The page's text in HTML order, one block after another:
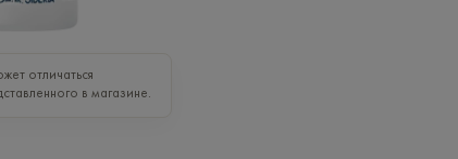
отличаться
в магазине.